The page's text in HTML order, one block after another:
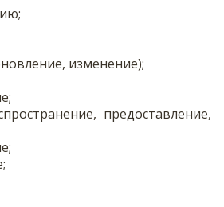
изменение);
предоставление,